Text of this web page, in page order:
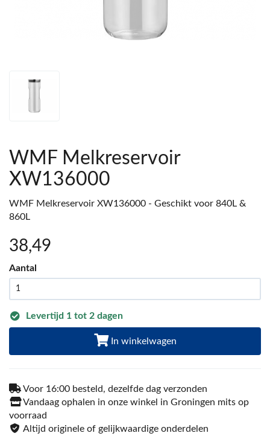
WMF Melkreservoir
XW136000
WMF Melkreservoir XW136000 - Geschikt voor 840L &
860L
38,49
Aantal
Levertijd 1 tot 2 dagen
In winkelwagen
Voor 16:00 besteld, dezelfde dag verzonden
Vandaag ophalen in onze winkel in Groningen mits op
voorraad
Altijd originele of gelijkwaardige onderdelen